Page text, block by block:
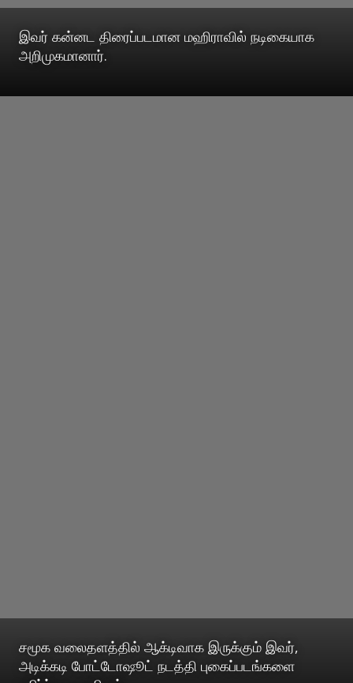
இவர் கன்னட திரைப்படமான மஹிராவில் நடிகையாக
அறிமுகமானார்.
சமூக வலைதளத்தில் ஆக்டிவாக இருக்கும் இவர்,
அடிக்கடி போட்டோஷூட் நடத்தி புகைப்படங்களை